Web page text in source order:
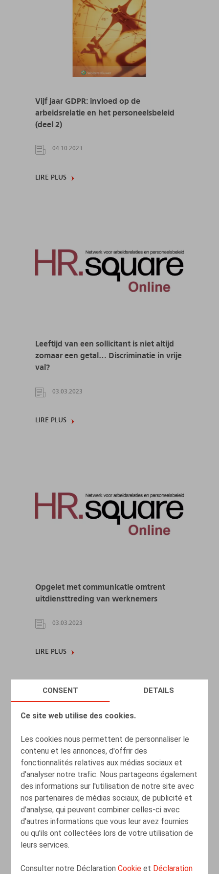
CONSENT DETAILS
Ce site web utilise des cookies.
Les cookies nous permettent de personnaliser le
contenu et les annonces, d'offrir des
fonctionnalités relatives aux médias sociaux et
d'analyser notre trafic. Nous partageons également
des informations sur l'utilisation de notre site avec
nos partenaires de médias sociaux, de publicité et
d'analyse, qui peuvent combiner celles-ci avec
d'autres informations que vous leur avez fournies
ou qu'ils ont collectées lors de votre utilisation de
leurs services.
Consulter notre DéclarationCookie et Déclaration
Vijf jaar GDPR: invloed op de
arbeidsrelatie en het personeelsbeleid
(deel 2)
04.10.2023
LIRE PLUS
Leeftijd van een sollicitant is niet altijd
zomaar een getal… Discriminatie in vrije
val?
03.03.2023
LIRE PLUS
Opgelet met communicatie omtrent
uitdiensttreding van werknemers
03.03.2023
LIRE PLUS
Kan je talent binnenhalen en (langer)
houden met een vierdagenwerkweek?